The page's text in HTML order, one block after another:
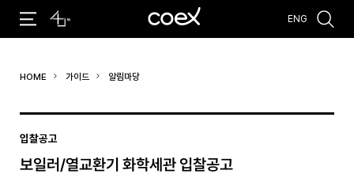
#코엑스 전시 #행사
ENG
HOME 가이드 알림마당
입찰공고
보일러/열교환기 화학세관 입찰공고